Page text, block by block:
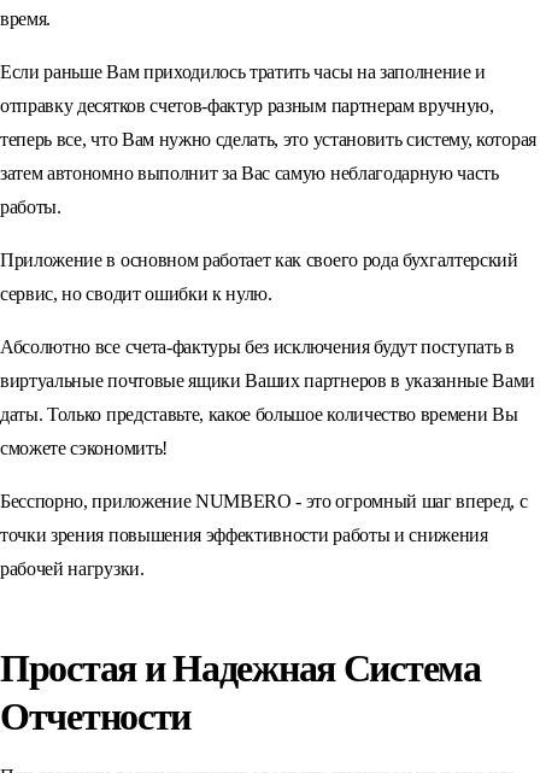
время.
Если раньше Вам приходилось тратить часы на заполнение и
отправку десятков счетов-фактур разным партнерам вручную,
теперь все, что Вам нужно сделать, это установить систему, которая
затем автономно выполнит за Вас самую неблагодарную часть
работы.
Приложение в основном работает как своего рода бухгалтерский
сервис, но сводит ошибки к нулю.
Абсолютно все счета-фактуры без исключения будут поступать в
виртуальные почтовые ящики Ваших партнеров в указанные Вами
даты. Только представьте, какое большое количество времени Вы
сможете сэкономить!
Бесспорно, приложение NUMBERO - это огромный шаг вперед, с
точки зрения повышения эффективности работы и снижения
рабочей нагрузки.
Простая и Надежная Система
Отчетности